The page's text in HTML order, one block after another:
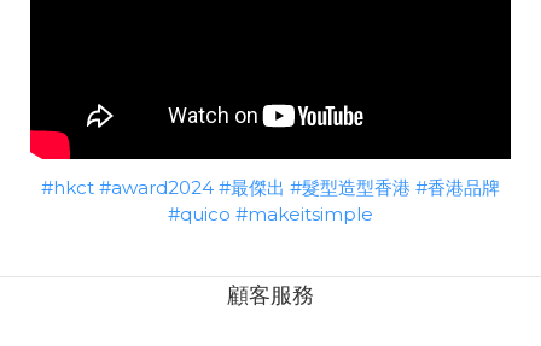
#hkct #award2024 #最傑出 #髮型造型香港 #香港品牌
#quico #makeitsimple
顧客服務